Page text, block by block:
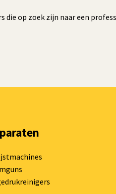
die op zoek zijn naar een